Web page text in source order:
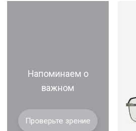
Напоминаем о
важном
Проверьте зрение